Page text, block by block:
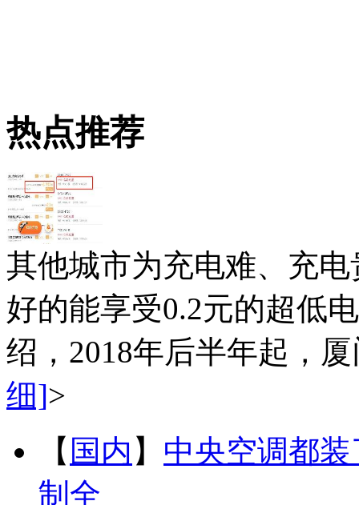
热点推荐
其他城市为充电难、充
好的能享受0.2元的超低
绍，2018年后半年起，
细]>
【 国内 】 中央空调都
制全